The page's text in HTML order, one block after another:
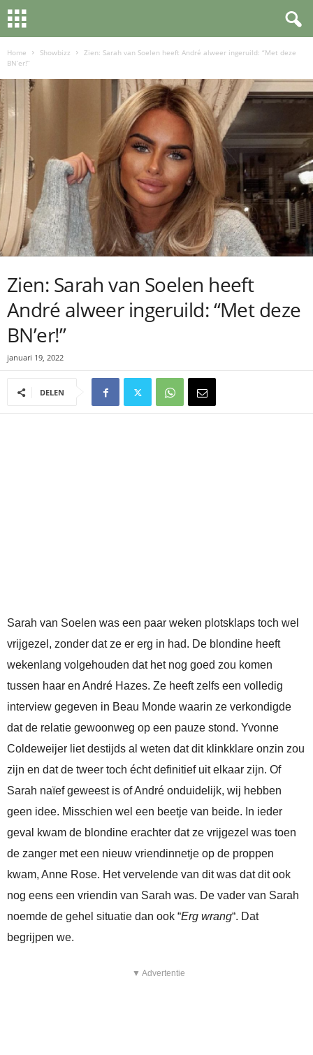
Home Showbizz
Zien: Sarah van Soelen heeft André alweer ingeruild: “Met deze
BN’er!”
Zien: Sarah van Soelen heeft
André alweer ingeruild: “Met deze
BN’er!”
januari 19, 2022
DELEN
Sarah van Soelen was een paar weken plotsklaps toch wel
vrijgezel, zonder dat ze er erg in had. De blondine heeft
wekenlang volgehouden dat het nog goed zou komen
tussen haar en André Hazes. Ze heeft zelfs een volledig
interview gegeven in Beau Monde waarin ze verkondigde
dat de relatie gewoonweg op een pauze stond. Yvonne
Coldeweijer liet destijds al weten dat dit klinkklare onzin zou
zijn en dat de tweer toch écht definitief uit elkaar zijn. Of
Sarah naïef geweest is of André onduidelijk, wij hebben
geen idee. Misschien wel een beetje van beide. In ieder
geval kwam de blondine erachter dat ze vrijgezel was toen
de zanger met een nieuw vriendinnetje op de proppen
kwam, Anne Rose. Het vervelende van dit was dat dit ook
nog eens een vriendin van Sarah was. De vader van Sarah
noemde de gehel situatie dan ook “Erg wrang“. Dat
begrijpen we.
▼ Advertentie